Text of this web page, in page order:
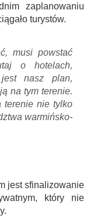
zaplanowaniu
turystów.
musi powstać
o hotelach,
nasz plan,
na tym terenie.
terenie nie tylko
warmińsko-
jest sfinalizowanie
który nie